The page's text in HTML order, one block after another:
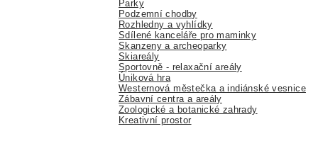
Parky
Podzemní chodby
Rozhledny a vyhlídky
Sdílené kanceláře pro maminky
Skanzeny a archeoparky
Skiareály
Sportovně - relaxační areály
Úniková hra
Westernová městečka a indiánské vesnice
Zábavní centra a areály
Zoologické a botanické zahrady
Kreativní prostor